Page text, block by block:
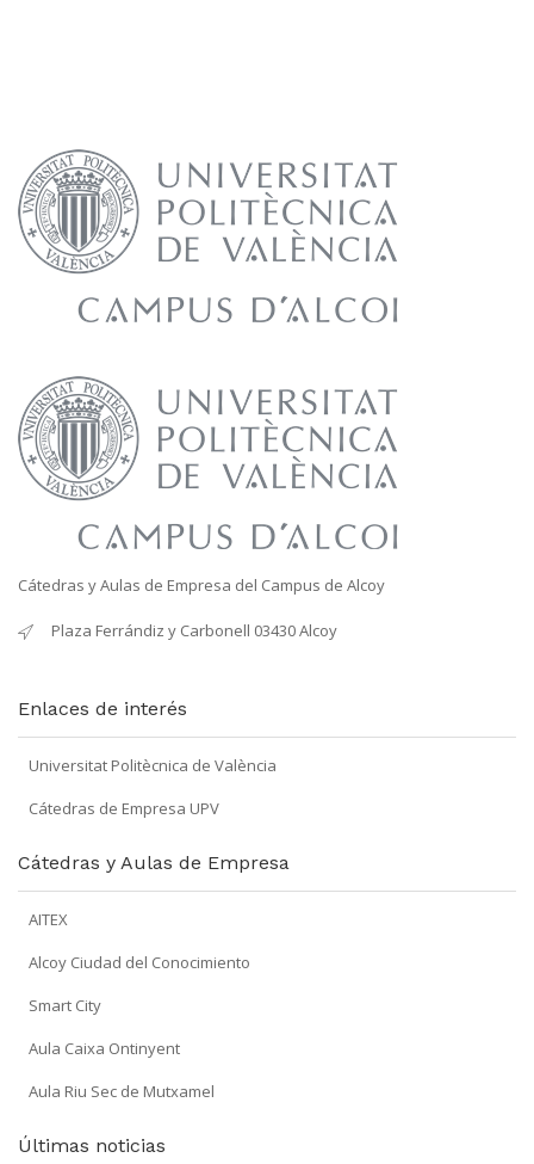
Cátedras y Aulas de Empresa del Campus de Alcoy
Plaza Ferrándiz y Carbonell 03430 Alcoy
Enlaces de interés
Universitat Politècnica de València
Cátedras de Empresa UPV
Cátedras y Aulas de Empresa
AITEX
Alcoy Ciudad del Conocimiento
Smart City
Aula Caixa Ontinyent
Aula Riu Sec de Mutxamel
Últimas noticias